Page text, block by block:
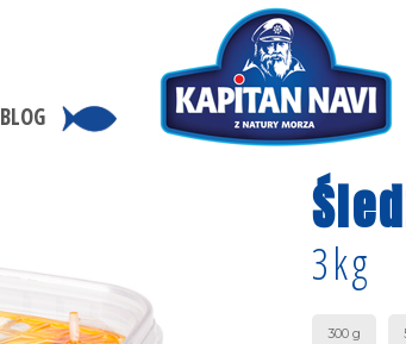
BLOG
3kg
300 g